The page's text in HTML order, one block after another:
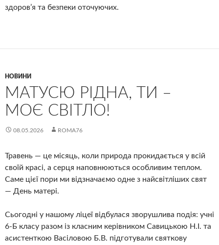
здоров’я та безпеки оточуючих.
НОВИНИ
МАТУСЮ РІДНА, ТИ –
МОЄ СВІТЛО!
08.05.2026 ROMA76
Травень — це місяць, коли природа прокидається у всій
своїй красі, а серця наповнюються особливим теплом.
Саме цієї пори ми відзначаємо одне з найсвітліших свят
— День матері.
Сьогодні у нашому ліцеї відбулася зворушлива подія: учні
6-Б класу разом із класним керівником Савицькою Н.І. та
асистенткою Васіловою Б.В. підготували святкову